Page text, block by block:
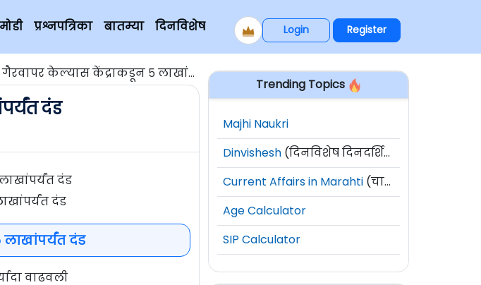
प्रश्नपत्रिका बातम्या दिनविशेष Login Register
गैरवापर केल्यास केंद्राकडून ५ लाखांपर्यंत दंड
दंड
दंड
लाखांपर्यंत दंड
वाढवली
Trending Topics
Majhi Naukri
Dinvishesh (दिनविशेष दिनदर्शिका)
Current Affairs in Marahti (चालू घडामोडी)
Age Calculator
SIP Calculator